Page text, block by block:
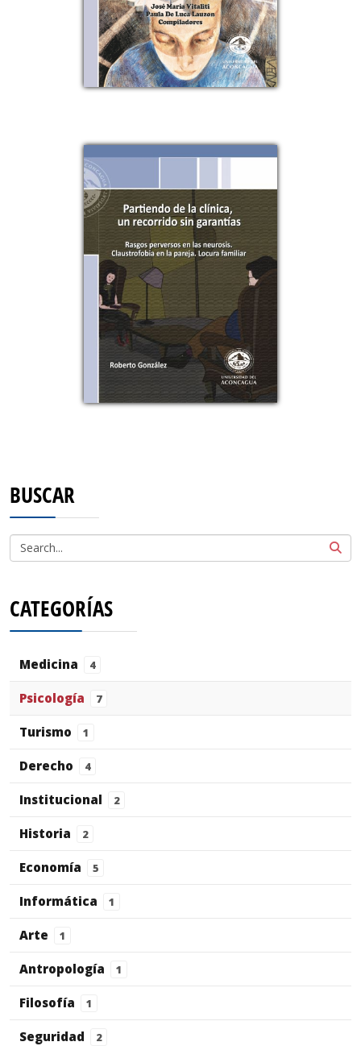
BUSCAR
CATEGORÍAS
Medicina 4
Psicología 7
Turismo 1
Derecho 4
Institucional 2
Historia 2
Economía 5
Informática 1
Arte 1
Antropología 1
Filosofía 1
Seguridad 2